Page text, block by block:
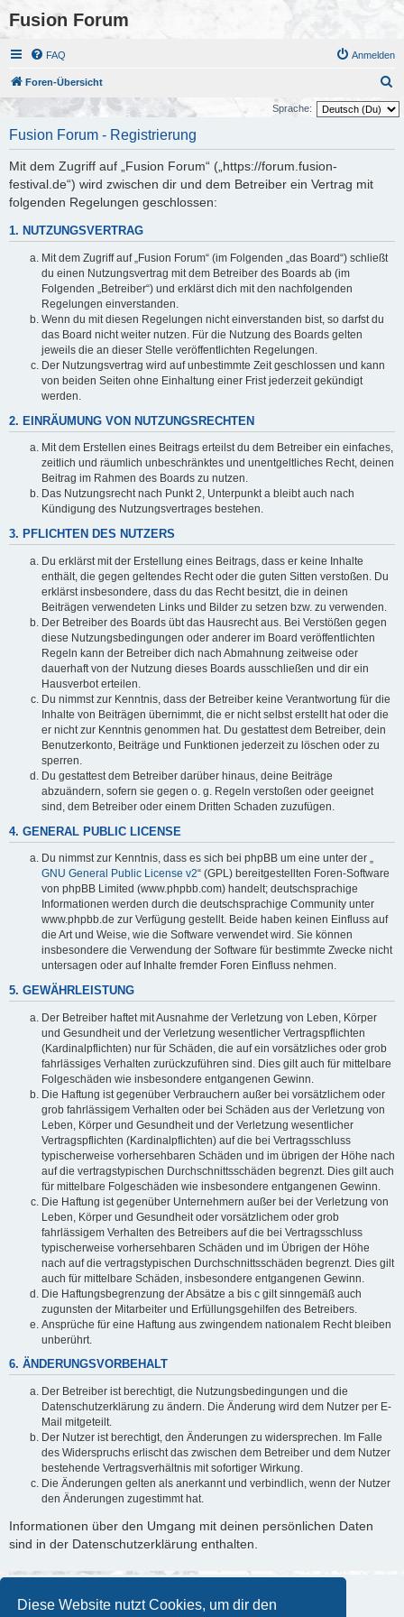
Diese Website nutzt Cookies, um dir den
Fusion Forum
FAQ Anmelden
Foren-Übersicht
u
Sprache:
Fusion Forum - Registrierung
Mit dem Zugriff auf „Fusion Forum“ („https://forum.fusion-
festival.de“) wird zwischen dir und dem Betreiber ein Vertrag mit
folgenden Regelungen geschlossen:
1. NUTZUNGSVERTRAG
Mit dem Zugriff auf „Fusion Forum“ (im Folgenden „das Board“) schließt
du einen Nutzungsvertrag mit dem Betreiber des Boards ab (im
Folgenden „Betreiber“) und erklärst dich mit den nachfolgenden
Regelungen einverstanden.
Wenn du mit diesen Regelungen nicht einverstanden bist, so darfst du
das Board nicht weiter nutzen. Für die Nutzung des Boards gelten
jeweils die an dieser Stelle veröffentlichten Regelungen.
Der Nutzungsvertrag wird auf unbestimmte Zeit geschlossen und kann
von beiden Seiten ohne Einhaltung einer Frist jederzeit gekündigt
werden.
2. EINRÄUMUNG VON NUTZUNGSRECHTEN
Mit dem Erstellen eines Beitrags erteilst du dem Betreiber ein einfaches,
zeitlich und räumlich unbeschränktes und unentgeltliches Recht, deinen
Beitrag im Rahmen des Boards zu nutzen.
Das Nutzungsrecht nach Punkt 2, Unterpunkt a bleibt auch nach
Kündigung des Nutzungsvertrages bestehen.
3. PFLICHTEN DES NUTZERS
Du erklärst mit der Erstellung eines Beitrags, dass er keine Inhalte
enthält, die gegen geltendes Recht oder die guten Sitten verstoßen. Du
erklärst insbesondere, dass du das Recht besitzt, die in deinen
Beiträgen verwendeten Links und Bilder zu setzen bzw. zu verwenden.
Der Betreiber des Boards übt das Hausrecht aus. Bei Verstößen gegen
diese Nutzungsbedingungen oder anderer im Board veröffentlichten
Regeln kann der Betreiber dich nach Abmahnung zeitweise oder
dauerhaft von der Nutzung dieses Boards ausschließen und dir ein
Hausverbot erteilen.
Du nimmst zur Kenntnis, dass der Betreiber keine Verantwortung für die
Inhalte von Beiträgen übernimmt, die er nicht selbst erstellt hat oder die
er nicht zur Kenntnis genommen hat. Du gestattest dem Betreiber, dein
Benutzerkonto, Beiträge und Funktionen jederzeit zu löschen oder zu
sperren.
Du gestattest dem Betreiber darüber hinaus, deine Beiträge
abzuändern, sofern sie gegen o. g. Regeln verstoßen oder geeignet
sind, dem Betreiber oder einem Dritten Schaden zuzufügen.
4. GENERAL PUBLIC LICENSE
Du nimmst zur Kenntnis, dass es sich bei phpBB um eine unter der „
GNU General Public License v2“ (GPL) bereitgestellten Foren-Software
von phpBB Limited (www.phpbb.com) handelt; deutschsprachige
Informationen werden durch die deutschsprachige Community unter
www.phpbb.de zur Verfügung gestellt. Beide haben keinen Einfluss auf
die Art und Weise, wie die Software verwendet wird. Sie können
insbesondere die Verwendung der Software für bestimmte Zwecke nicht
untersagen oder auf Inhalte fremder Foren Einfluss nehmen.
5. GEWÄHRLEISTUNG
Der Betreiber haftet mit Ausnahme der Verletzung von Leben, Körper
und Gesundheit und der Verletzung wesentlicher Vertragspflichten
(Kardinalpflichten) nur für Schäden, die auf ein vorsätzliches oder grob
fahrlässiges Verhalten zurückzuführen sind. Dies gilt auch für mittelbare
Folgeschäden wie insbesondere entgangenen Gewinn.
Die Haftung ist gegenüber Verbrauchern außer bei vorsätzlichem oder
grob fahrlässigem Verhalten oder bei Schäden aus der Verletzung von
Leben, Körper und Gesundheit und der Verletzung wesentlicher
Vertragspflichten (Kardinalpflichten) auf die bei Vertragsschluss
typischerweise vorhersehbaren Schäden und im übrigen der Höhe nach
auf die vertragstypischen Durchschnittsschäden begrenzt. Dies gilt auch
für mittelbare Folgeschäden wie insbesondere entgangenen Gewinn.
Die Haftung ist gegenüber Unternehmern außer bei der Verletzung von
Leben, Körper und Gesundheit oder vorsätzlichem oder grob
fahrlässigem Verhalten des Betreibers auf die bei Vertragsschluss
typischerweise vorhersehbaren Schäden und im Übrigen der Höhe
nach auf die vertragstypischen Durchschnittsschäden begrenzt. Dies gilt
auch für mittelbare Schäden, insbesondere entgangenen Gewinn.
Die Haftungsbegrenzung der Absätze a bis c gilt sinngemäß auch
zugunsten der Mitarbeiter und Erfüllungsgehilfen des Betreibers.
Ansprüche für eine Haftung aus zwingendem nationalem Recht bleiben
unberührt.
6. ÄNDERUNGSVORBEHALT
Der Betreiber ist berechtigt, die Nutzungsbedingungen und die
Datenschutzerklärung zu ändern. Die Änderung wird dem Nutzer per E-
Mail mitgeteilt.
Der Nutzer ist berechtigt, den Änderungen zu widersprechen. Im Falle
des Widerspruchs erlischt das zwischen dem Betreiber und dem Nutzer
bestehende Vertragsverhältnis mit sofortiger Wirkung.
Die Änderungen gelten als anerkannt und verbindlich, wenn der Nutzer
den Änderungen zugestimmt hat.
Informationen über den Umgang mit deinen persönlichen Daten
sind in der Datenschutzerklärung enthalten.